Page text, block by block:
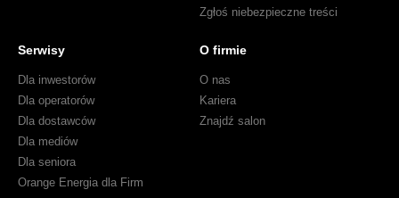
Zgłoś niebezpieczne treści
Serwisy
Dla inwestorów
Dla operatorów
Dla dostawców
Dla mediów
Dla seniora
Orange Energia dla Firm
O firmie
O nas
Kariera
Znajdź salon